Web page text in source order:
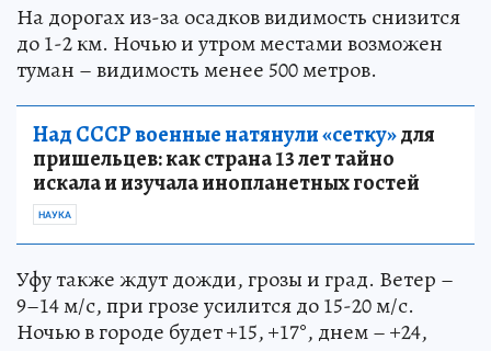
На дорогах из-за осадков видимость снизится
до 1-2 км. Ночью и утром местами возможен
туман – видимость менее 500 метров.
Над СССР военные натянули «сетку»для
пришельцев: как страна 13 лет тайно
искала и изучала инопланетных гостей
НАУКА
Уфу также ждут дожди, грозы и град. Ветер –
9–14 м/с, при грозе усилится до 15-20 м/с.
Ночью в городе будет +15, +17°, днем – +24,